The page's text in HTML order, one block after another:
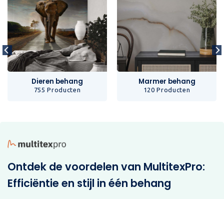
Dieren behang
755 Producten
Marmer behang
120 Producten
Ontdek de voordelen van MultitexPro:
Efficiëntie en stijl in één behang